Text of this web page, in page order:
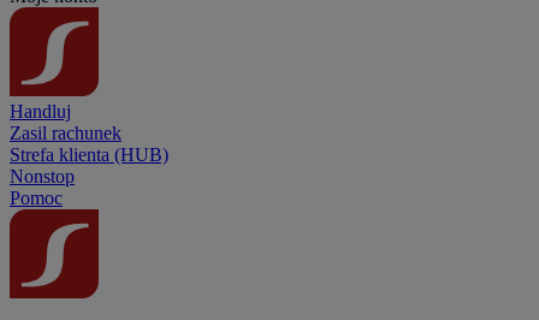
Handluj
Zasil rachunek
Strefa klienta (HUB)
Nonstop
Pomoc